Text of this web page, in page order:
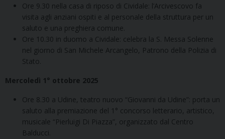
Ore 9.30 nella casa di riposo di Cividale: l’Arcivescovo fa
visita agli anziani ospiti e al personale della struttura per un
saluto e una preghiera comune.
Ore 10.30 in duomo a Cividale: celebra la S. Messa Solenne
nel giorno di San Michele Arcangelo, Patrono della Polizia di
Stato.
Mercoledì 1° ottobre 2025
Ore 8.30 a Udine, teatro nuovo “Giovanni da Udine”: porta un
saluto alla premiazione del 1° concorso letterario, artistico,
musicale “Pierluigi Di Piazza”, organizzato dal Centro
Balducci.